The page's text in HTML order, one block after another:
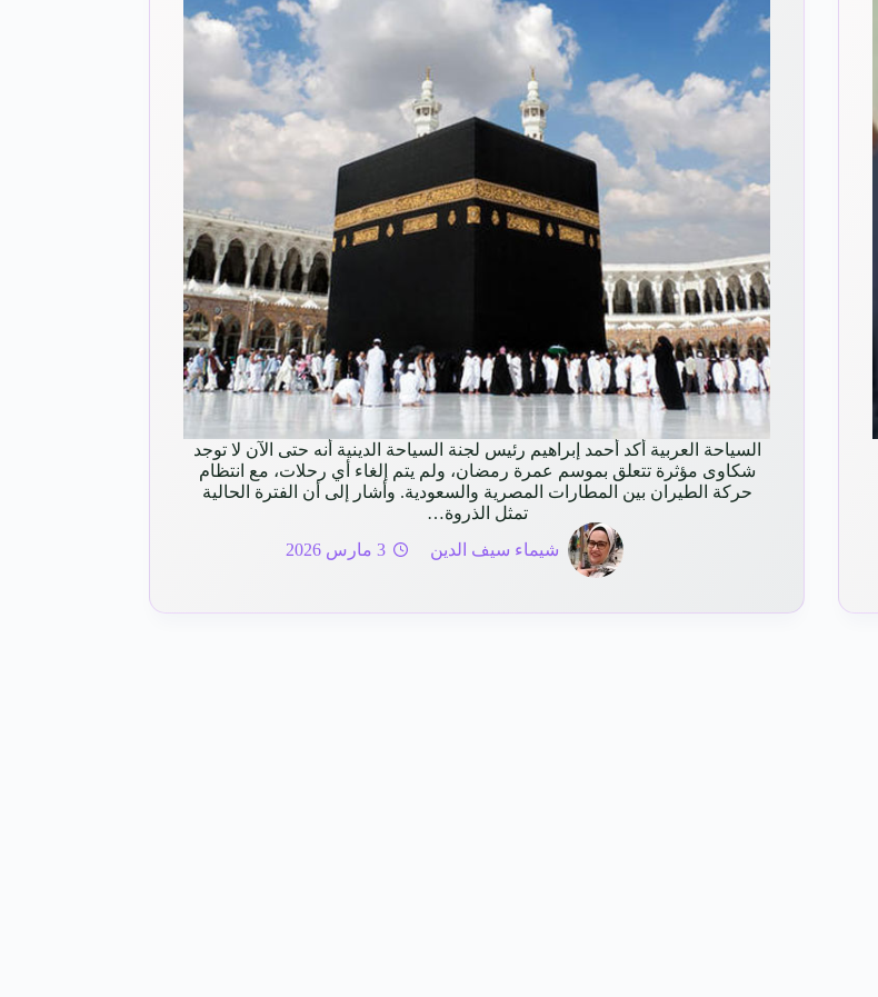
السياحة العربية أكد أحمد إبراهيم رئيس لجنة السياحة الدينية أنه حتى الآن لا توجد
شكاوى مؤثرة تتعلق بموسم عمرة رمضان، ولم يتم إلغاء أي رحلات، مع انتظام
حركة الطيران بين المطارات المصرية والسعودية. وأشار إلى أن الفترة الحالية
تمثل الذروة…
شيماء سيف الدين
3 مارس 2026